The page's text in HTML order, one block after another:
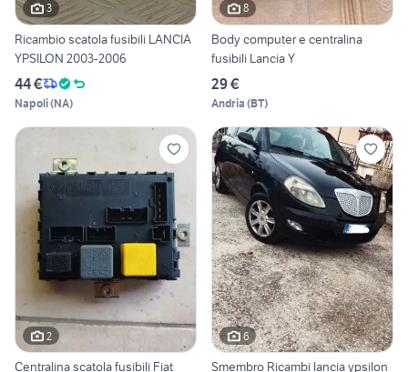
3
Ricambio scatola fusibili LANCIA
YPSILON 2003-2006
44 €
Napoli(NA)
8
Body computer e centralina
fusibili Lancia Y
29 €
Andria (BT)
2
Centralina scatola fusibili Fiat
6
Smembro Ricambi lancia ypsilon